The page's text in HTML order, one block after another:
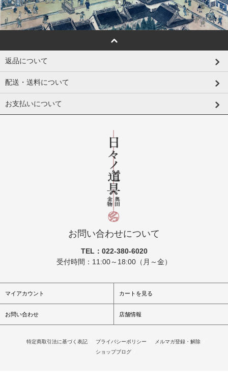
返品について
配送・送料について
お支払いについて
お問い合わせについて
TEL：022-380-6020
受付時間：11:00～18:00（月～金）
マイアカウント カートを見る
お問い合わせ 店舗情報
特定商取引法に基づく表記 プライバシーポリシー メルマガ登録・解除
ショップブログ